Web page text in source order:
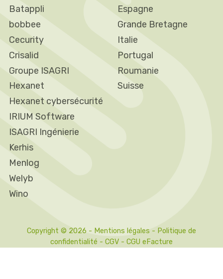
Batappli
bobbee
Cecurity
Crisalid
Groupe ISAGRI
Hexanet
Hexanet cybersécurité
IRIUM Software
ISAGRI Ingénierie
Kerhis
Menlog
Welyb
Wino
Espagne
Grande Bretagne
Italie
Portugal
Roumanie
Suisse
Copyright © 2026 - Mentions légales - Politique de
confidentialité - CGV - CGU eFacture